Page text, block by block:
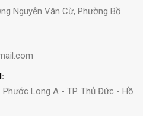
Nguyễn Văn Cừ, Phường Bồ
Phước Long A - TP. Thủ Đức - Hồ